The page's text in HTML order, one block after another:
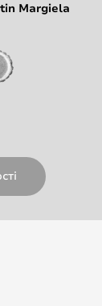
Margiela